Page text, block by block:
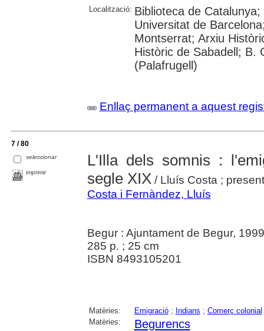
Localització: Biblioteca de
Universitat de
Montserrat; Arxiu
Històric de Sabadell; B.
(Palafrugell)
Enllaç permanent a aquest
7 / 80
seleccionar
imprimir
L'Illa dels somnis :
segle XIX / Lluís Costa ;
Costa i Fernàndez, Lluís
Begur : Ajuntament de Begur, 1999
285 p. ; 25 cm
ISBN 8493105201
Matèries: Emigració; Indians ; Comerç colonial
Matèries:
Begurencs